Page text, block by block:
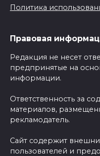
Политика
Правовая
Редакция не несет
предпринятые на
информации.
Ответственность за
материалов,
рекламодатель.
Сайт содержит
пользователей и